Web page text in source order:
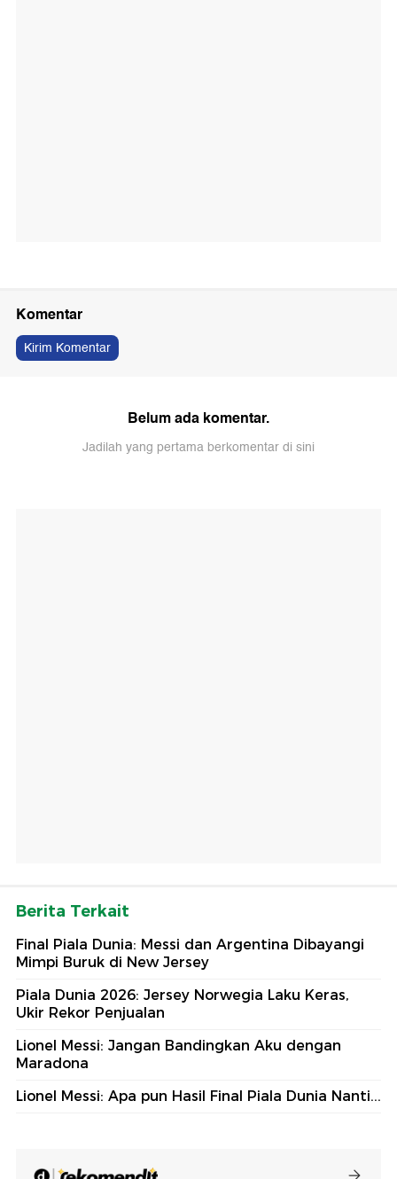
Komentar
Kirim Komentar
Belum ada komentar.
Jadilah yang pertama berkomentar di sini
Berita Terkait
Final Piala Dunia: Messi dan Argentina Dibayangi
Mimpi Buruk di New Jersey
Piala Dunia 2026: Jersey Norwegia Laku Keras,
Ukir Rekor Penjualan
Lionel Messi: Jangan Bandingkan Aku dengan
Maradona
Lionel Messi: Apa pun Hasil Final Piala Dunia Nanti...